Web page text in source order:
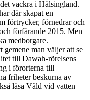
vackra i Hälsingland.
där skapat en
förtrycker, förnedrar och
förfärande 2015. Men
medborgare.
gemene man väljer att se
till Dawah-rörelsens
i förorterna till
friheter beskurna av
läsa Våld vid vatten